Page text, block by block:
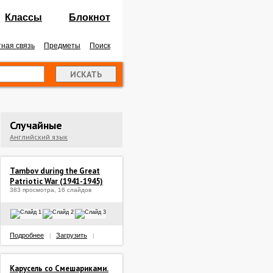
Классы Блокнот
связь Предметы Поиск
Случайные
Английский язык
Tambov during the Great
Patriotic War (1941-1945)
383 просмотра, 16 слайдов
Подробнее Загрузить
Карусель со Смешариками.